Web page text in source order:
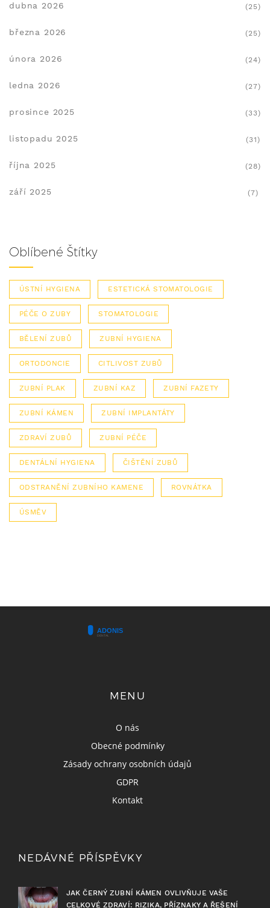
dubna 2026 (25)
března 2026 (25)
února 2026 (24)
ledna 2026 (27)
prosince 2025 (33)
listopadu 2025 (31)
října 2025 (28)
září 2025 (7)
Oblíbené Štítky
ÚSTNÍ HYGIENA ESTETICKÁ STOMATOLOGIE
PÉČE O ZUBY STOMATOLOGIE
BĚLENÍ ZUBŮ ZUBNÍ HYGIENA
ORTODONCIE CITLIVOST ZUBŮ
ZUBNÍ PLAK ZUBNÍ KAZ ZUBNÍ FAZETY
ZUBNÍ KÁMEN ZUBNÍ IMPLANTÁTY
ZDRAVÍ ZUBŮ ZUBNÍ PÉČE
DENTÁLNÍ HYGIENA ČIŠTĚNÍ ZUBŮ
ODSTRANĚNÍ ZUBNÍHO KAMENE ROVNÁTKA
ÚSMĚV
MENU
O nás
Obecné podmínky
Zásady ochrany osobních údajů
GDPR
Kontakt
NEDÁVNÉ PŘÍSPĚVKY
JAK ČERNÝ ZUBNÍ KÁMEN OVLIVŇUJE VAŠE
CELKOVÉ ZDRAVÍ: RIZIKA, PŘÍZNAKY A ŘEŠENÍ